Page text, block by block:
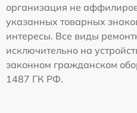
организация не
указанных товарных
интересы. Все виды
исключительно на
законном гражданском
1487 ГК РФ.